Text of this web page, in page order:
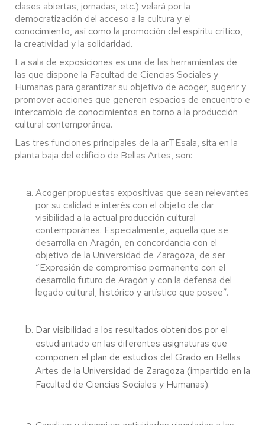
clases abiertas, jornadas, etc.) velará por la
democratización del acceso a la cultura y el
conocimiento, así como la promoción del espíritu crítico,
la creatividad y la solidaridad.
La sala de exposiciones es una de las herramientas de
las que dispone la Facultad de Ciencias Sociales y
Humanas para garantizar su objetivo de acoger, sugerir y
promover acciones que generen espacios de encuentro e
intercambio de conocimientos en torno a la producción
cultural contemporánea.
Las tres funciones principales de la arTEsala, sita en la
planta baja del edificio de Bellas Artes, son:
Acoger propuestas expositivas que sean relevantes
por su calidad e interés con el objeto de dar
visibilidad a la actual producción cultural
contemporánea. Especialmente, aquella que se
desarrolla en Aragón, en concordancia con el
objetivo de la Universidad de Zaragoza, de ser
“Expresión de compromiso permanente con el
desarrollo futuro de Aragón y con la defensa del
legado cultural, histórico y artístico que posee”.
Dar visibilidad a los resultados obtenidos por el
estudiantado en las diferentes asignaturas que
componen el plan de estudios del Grado en Bellas
Artes de la Universidad de Zaragoza (impartido en la
Facultad de Ciencias Sociales y Humanas).